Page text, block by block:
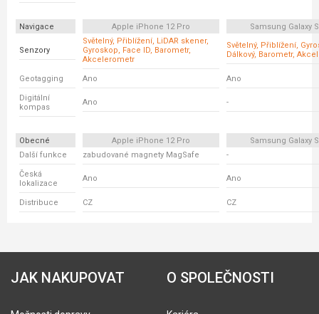
Navigace Apple iPhone 12 Pro Samsung Galaxy
Senzory
Světelný, Přiblížení, LiDAR skener,
Gyroskop, Face ID, Barometr,
Akcelerometr
Světelný, Přiblížení,
Dálkový, Barometr,
Geotagging Ano Ano
Digitální
kompas
Ano -
Obecné Apple iPhone 12 Pro
Samsung Galaxy
Další funkce
zabudované magnety MagSafe -
Česká
lokalizace
Ano Ano
Distribuce CZ CZ
JAK NAKUPOVAT O SPOLEČNOSTI